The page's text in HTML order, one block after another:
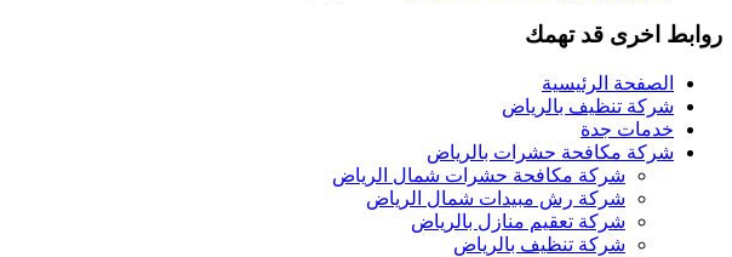
روابط اخرى قد تهمك
الصفحة الرئيسية
شركة تنظيف بالرياض
خدمات جدة
شركة مكافحة حشرات بالرياض
شركة مكافحة حشرات شمال الرياض
شركة رش مبيدات شمال الرياض
شركة تعقيم منازل بالرياض
شركة تنظيف بالرياض